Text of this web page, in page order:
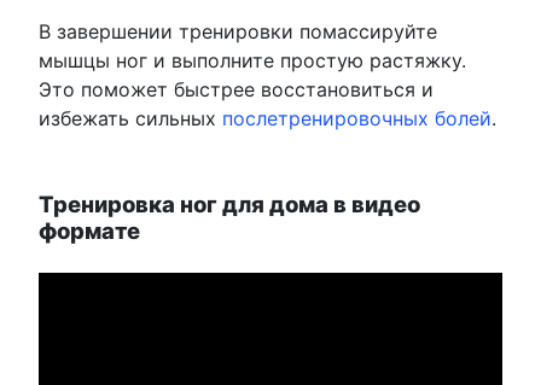
В завершении тренировки помассируйте
мышцы ног и выполните простую растяжку.
Это поможет быстрее восстановиться и
избежать сильных послетренировочных болей.
Тренировка ног для дома в видео
формате